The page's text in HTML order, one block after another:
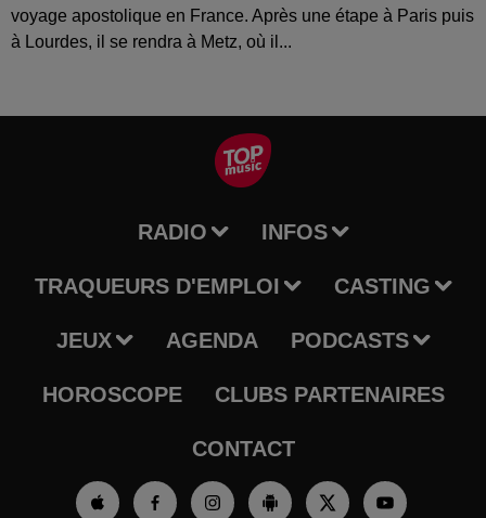
voyage apostolique en France. Après une étape à Paris puis
à Lourdes, il se rendra à Metz, où il...
RADIO INFOS
TRAQUEURS D'EMPLOI CASTING
JEUX AGENDA PODCASTS
HOROSCOPE CLUBS PARTENAIRES
CONTACT